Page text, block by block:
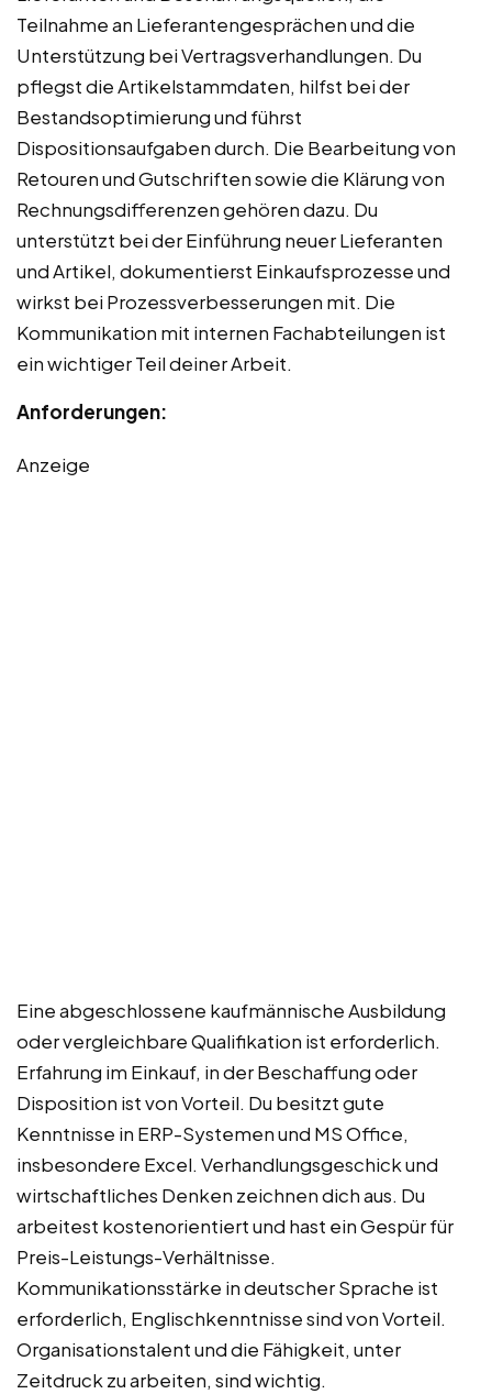
Teilnahme an Lieferantengesprächen und die
Unterstützung bei Vertragsverhandlungen. Du
pflegst die Artikelstammdaten, hilfst bei der
Bestandsoptimierung und führst
Dispositionsaufgaben durch. Die Bearbeitung von
Retouren und Gutschriften sowie die Klärung von
Rechnungsdifferenzen gehören dazu. Du
unterstützt bei der Einführung neuer Lieferanten
und Artikel, dokumentierst Einkaufsprozesse und
wirkst bei Prozessverbesserungen mit. Die
Kommunikation mit internen Fachabteilungen ist
ein wichtiger Teil deiner Arbeit.
Anforderungen:
Anzeige
Eine abgeschlossene kaufmännische Ausbildung
oder vergleichbare Qualifikation ist erforderlich.
Erfahrung im Einkauf, in der Beschaffung oder
Disposition ist von Vorteil. Du besitzt gute
Kenntnisse in ERP-Systemen und MS Office,
insbesondere Excel. Verhandlungsgeschick und
wirtschaftliches Denken zeichnen dich aus. Du
arbeitest kostenorientiert und hast ein Gespür für
Preis-Leistungs-Verhältnisse.
Kommunikationsstärke in deutscher Sprache ist
erforderlich, Englischkenntnisse sind von Vorteil.
Organisationstalent und die Fähigkeit, unter
Zeitdruck zu arbeiten, sind wichtig.